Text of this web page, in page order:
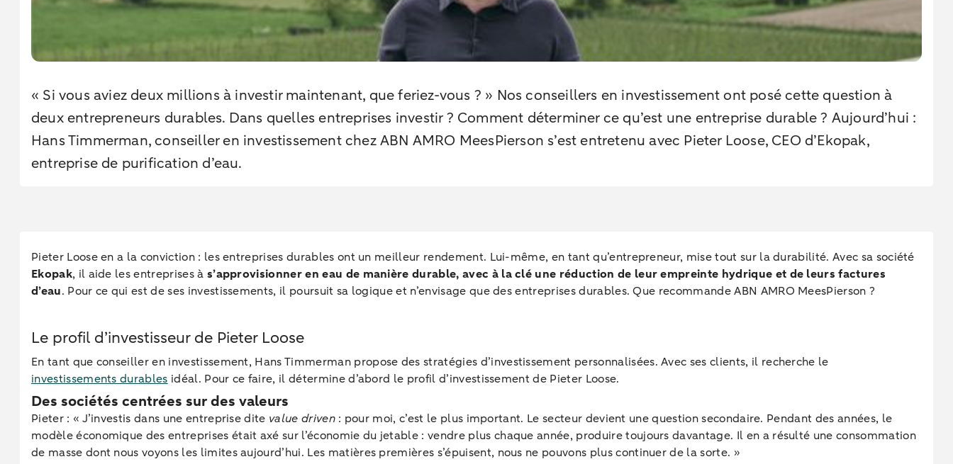
« Si vous aviez deux millions à investir maintenant, que feriez-vous ? » Nos conseillers en investissement ont posé cette question à
deux entrepreneurs durables. Dans quelles entreprises investir ? Comment déterminer ce qu’est une entreprise durable ? Aujourd’hui :
Hans Timmerman, conseiller en investissement chez ABN AMRO MeesPierson s’est entretenu avec Pieter Loose, CEO d’Ekopak,
entreprise de purification d’eau.
Pieter Loose en a la conviction : les entreprises durables ont un meilleur rendement. Lui-même, en tant qu’entrepreneur, mise tout sur la durabilité. Avec sa société
Ekopak, il aide les entreprises à s’approvisionner en eau de manière durable, avec à la clé une réduction de leur empreinte hydrique et de leurs factures
d’eau. Pour ce qui est de ses investissements, il poursuit sa logique et n’envisage que des entreprises durables. Que recommande ABN AMRO MeesPierson ?
Le profil d’investisseur de Pieter Loose
En tant que conseiller en investissement, Hans Timmerman propose des stratégies d’investissement personnalisées. Avec ses clients, il recherche le
investissements durables idéal. Pour ce faire, il détermine d’abord le profil d’investissement de Pieter Loose.
Des sociétés centrées sur des valeurs
Pieter : « J’investis dans une entreprise dite value driven: pour moi, c’est le plus important. Le secteur devient une question secondaire. Pendant des années, le
modèle économique des entreprises était axé sur l’économie du jetable : vendre plus chaque année, produire toujours davantage. Il en a résulté une consommation
de masse dont nous voyons les limites aujourd’hui. Les matières premières s’épuisent, nous ne pouvons plus continuer de la sorte. »